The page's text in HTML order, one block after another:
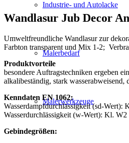
Industrie- und Autolacke
Malerbedarf
Malerwerkzeuge
Wandlasur Jub Decor
Umweltfreundliche Wandlasur zur
Farbton transparent und Mix 1-2;
Produktvorteile
besondere Auftragstechniken ergeben
alkalibeständig, stark
Kenndaten EN 1062:
Wasserdampfdurchlässigkeit (sd-Wert):
Wasserdurchlässigkeit (w-Wert): Kl. W2
Gebindegrößen: